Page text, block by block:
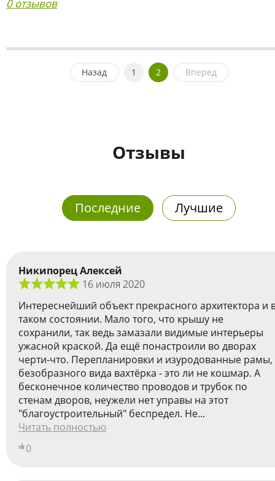
0 отзывов
Назад 1 2 Вперед
Отзывы
Последние Лучшие
Никипорец Алексей
16 июля 2020
Интереснейший объект прекрасного архитектора и
таком состоянии. Мало того, что крышу не
сохранили, так ведь замазали видимые интерьеры
ужасной краской. Да ещё понастроили во дворах
черти-что. Перепланировки и изуродованные рамы,
безобразного вида вахтёрка - это ли не кошмар. А
бесконечное количество проводов и трубок по
стенам дворов, неужели нет управы на этот
"благоустроительный" беспредел. Не...
Читать полностью
0